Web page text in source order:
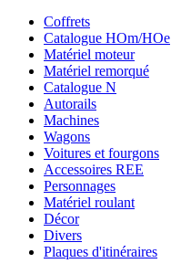
Coffrets
Catalogue HOm/HOe
Matériel moteur
Matériel remorqué
Catalogue N
Autorails
Machines
Wagons
Voitures et fourgons
Accessoires REE
Personnages
Matériel roulant
Décor
Divers
Plaques d'itinéraires